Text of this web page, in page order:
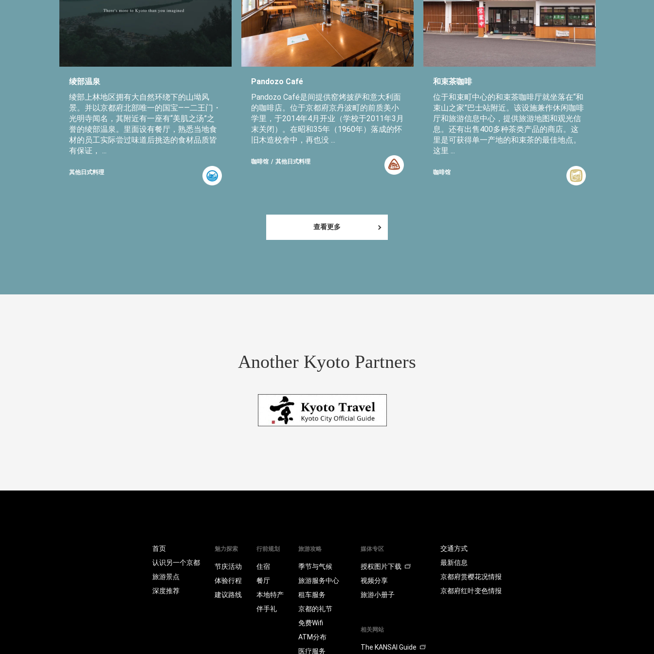
绫部温泉
绫部上林地区拥有大自然环绕下的山坳风
景。并以京都府北部唯一的国宝——二王门・
光明寺闻名，其附近有一座有“美肌之汤”之
誉的绫部温泉。里面设有餐厅，熟悉当地食
材的员工实际尝过味道后挑选的食材品质皆
有保证， ...
其他日式料理
Pandozo Café
Pandozo Café是间提供窑烤披萨和意大利面
的咖啡店。位于京都府京丹波町的前质美小
学里，于2014年4月开业（学校于2011年3月
末关闭）。在昭和35年（1960年）落成的怀
旧木造校舍中，再也没 ...
咖啡馆 其他日式料理
和束茶咖啡
位于和束町中心的和束茶咖啡厅就坐落在“和
束山之家”巴士站附近。该设施兼作休闲咖啡
厅和旅游信息中心，提供旅游地图和观光信
息。还有出售400多种茶类产品的商店。这
里是可获得单一产地的和束茶的最佳地点。
这里 ...
咖啡馆
查看更多
Another Kyoto Partners
首页
认识另一个京都
旅游景点
深度推荐
魅力探索
节庆活动
体验行程
建议路线
行前规划
住宿
餐厅
本地特产
伴手礼
旅游攻略
季节与气候
旅游服务中心
租车服务
京都的礼节
免费Wifi
ATM分布
医疗服务
媒体专区
授权图片下载
视频分享
旅游小册子
相关网站
The KANSAI Guide
交通方式
最新信息
京都府赏樱花况情报
京都府红叶变色情报